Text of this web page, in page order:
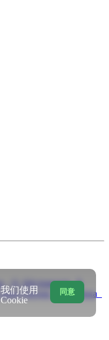
11
Абстракция 8
Греция 6Графика
同意
我们使用
Cookie